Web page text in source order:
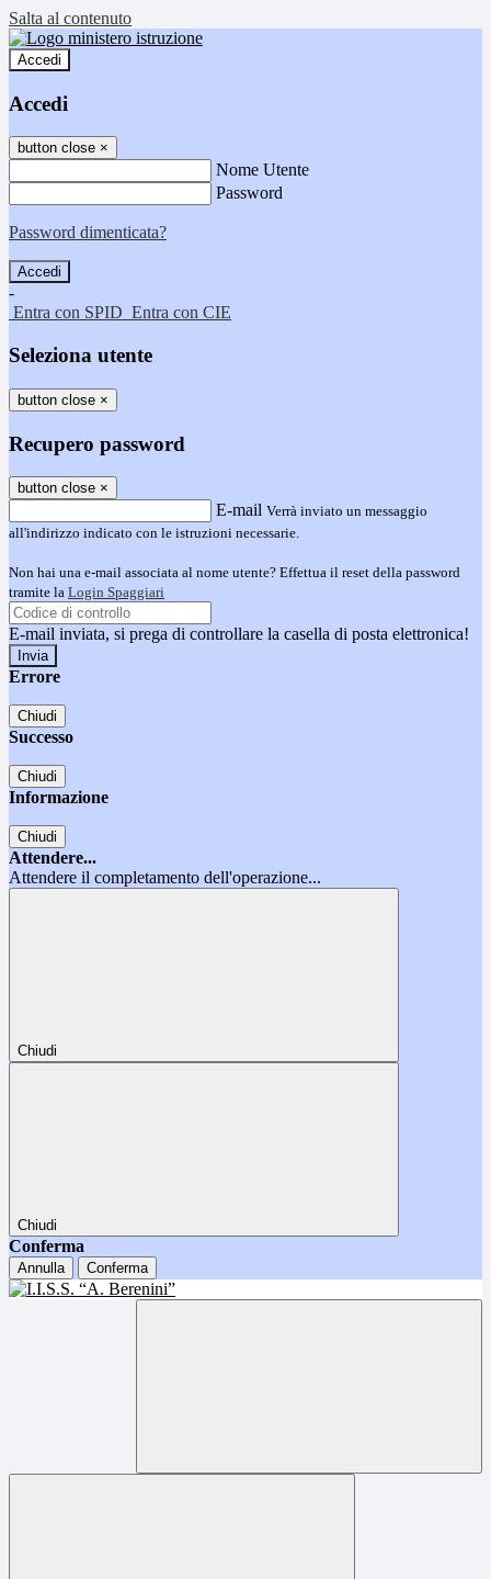
Salta al contenuto
Accedi
Accedi
button close ×
Nome Utente
Password
Password dimenticata?
-
Entra con SPID Entra con CIE
Seleziona utente
button close ×
Recupero password
button close ×
E-mail Verrà inviato un messaggio
all'indirizzo indicato con le istruzioni necessarie.
Non hai una e-mail associata al nome utente? Effettua il reset della password
tramite la Login Spaggiari
E-mail inviata, si prega di controllare la casella di posta elettronica!
Errore
Chiudi
Successo
Chiudi
Informazione
Chiudi
Attendere...
Attendere il completamento dell'operazione...
Chiudi
Chiudi
Conferma
Annulla Conferma